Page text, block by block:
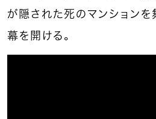
が隠された死のマンション
幕を開ける。